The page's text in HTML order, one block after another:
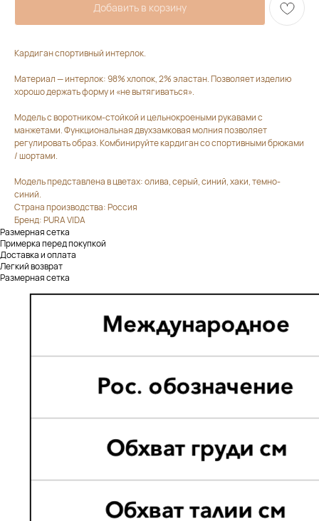
Добавить в корзину
Кардиган спортивный интерлок.
Материал — интерлок: 98% хлопок, 2% эластан. Позволяет изделию
хорошо держать форму и «не вытягиваться».
Модель с воротником-стойкой и цельнокроеными рукавами с
манжетами. Функциональная двухзамковая молния позволяет
регулировать образ. Комбинируйте кардиган со спортивными брюками
/ шортами.
Модель представлена в цветах: олива, серый, синий, хаки, темно-
синий.
Страна производства: Россия
Бренд: PURA VIDA
Размерная сетка
Примерка перед покупкой
Доставка и оплата
Легкий возврат
Размерная сетка